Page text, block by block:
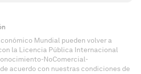
Mundial pueden volver a
la Licencia Pública Internacional
NoComercial-
acuerdo con nuestras condiciones de